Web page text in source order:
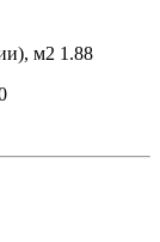
м2 1.88